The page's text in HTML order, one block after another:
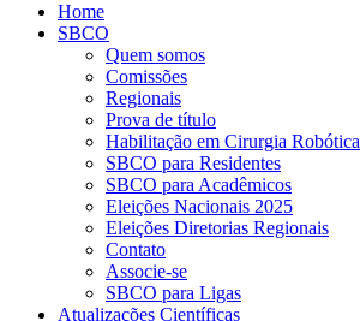
Home
SBCO
Quem somos
Comissões
Regionais
Prova de título
Habilitação em Cirurgia Robótica
SBCO para Residentes
SBCO para Acadêmicos
Eleições Nacionais 2025
Eleições Diretorias Regionais
Contato
Associe-se
SBCO para Ligas
Atualizações Científicas